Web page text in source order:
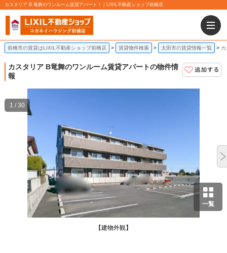
カスタリア B 竜舞のワンルーム賃貸アパート！｜LIXIL不動産ショップ前橋店
前橋市の賃貸はLIXIL不動産ショップ前橋店 賃貸物件検索 太田市の賃貸情報一覧
カスタリア B竜舞のワンルーム賃貸アパートの物件情
報
一覧
【建物外観】
1 / 30